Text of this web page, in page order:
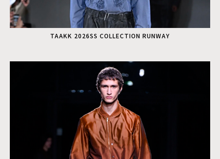
TAAKK 2026SS COLLECTION RUNWAY